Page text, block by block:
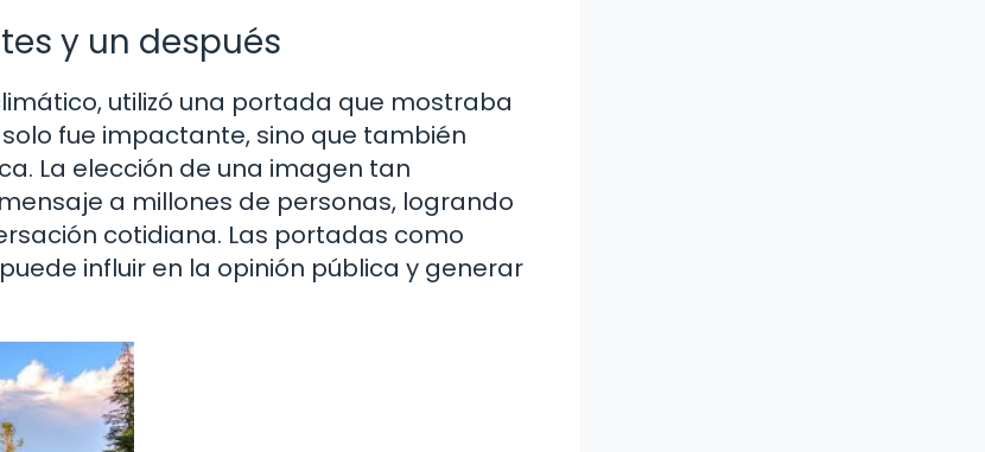
y un después
utilizó una portada que mostraba
fue impactante, sino que también
La elección de una imagen tan
a millones de personas, logrando
cotidiana. Las portadas como
influir en la opinión pública y generar